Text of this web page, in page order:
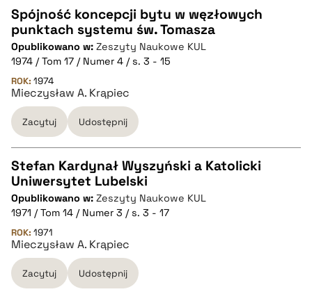
pobierz cytat
CZYSTY TEKST
pobierz cytat
BIBTEX
pobierz cytat
Spójność koncepcji bytu w węzłowych
punktach systemu św. Tomasza
Opublikowano w: Zeszyty Naukowe KUL
1974 / Tom 17 / Numer 4 / s. 3 - 15
ROK: 1974
Mieczysław A. Krąpiec
Zacytuj Udostępnij
CZYSTY TEKST
pobierz cytat
BIBTEX
Stefan Kardynał Wyszyński a Katolicki
Uniwersytet Lubelski
Opublikowano w: Zeszyty Naukowe KUL
1971 / Tom 14 / Numer 3 / s. 3 - 17
ROK: 1971
Mieczysław A. Krąpiec
Zacytuj Udostępnij